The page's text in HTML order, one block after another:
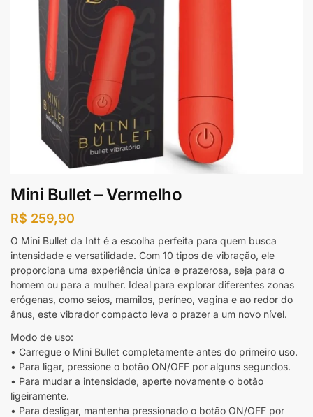
Mini Bullet – Vermelho
R$ 259,90
O Mini Bullet da Intt é a escolha perfeita para quem busca
intensidade e versatilidade. Com 10 tipos de vibração, ele
proporciona uma experiência única e prazerosa, seja para o
homem ou para a mulher. Ideal para explorar diferentes zonas
erógenas, como seios, mamilos, períneo, vagina e ao redor do
ânus, este vibrador compacto leva o prazer a um novo nível.
Modo de uso:
• Carregue o Mini Bullet completamente antes do primeiro uso.
• Para ligar, pressione o botão ON/OFF por alguns segundos.
• Para mudar a intensidade, aperte novamente o botão
ligeiramente.
• Para desligar, mantenha pressionado o botão ON/OFF por